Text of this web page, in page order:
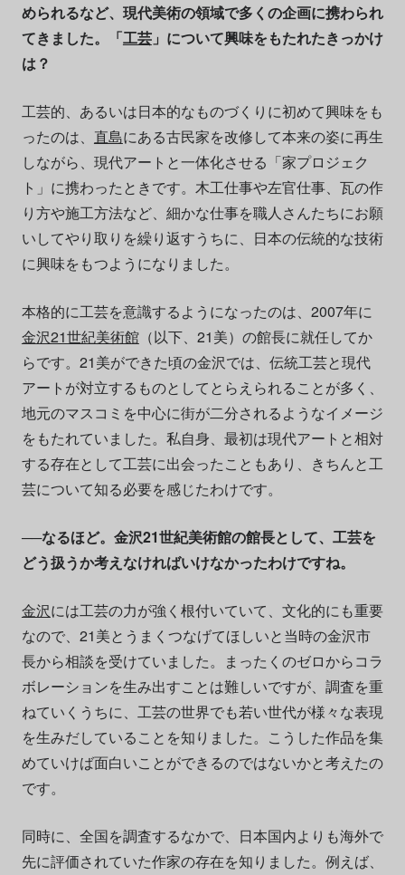
められるなど、現代美術の領域で多くの企画に携わられ
てきました。「工芸」について興味をもたれたきっかけ
は？
工芸的、あるいは日本的なものづくりに初めて興味をも
ったのは、 直島にある古民家を改修して本来の姿に再生
しながら、現代アートと一体化させる「家プロジェク
ト」に携わったときです。木工仕事や左官仕事、瓦の作
り方や施工方法など、細かな仕事を職人さんたちにお願
いしてやり取りを繰り返すうちに、日本の伝統的な技術
に興味をもつようになりました。
本格的に工芸を意識するようになったのは、2007年に
金沢21世紀美術館（以下、21美）の館長に就任してか
らです。21美ができた頃の金沢では、伝統工芸と現代
アートが対立するものとしてとらえられることが多く、
地元のマスコミを中心に街が二分されるようなイメージ
をもたれていました。私自身、最初は現代アートと相対
する存在として工芸に出会ったこともあり、きちんと工
芸について知る必要を感じたわけです。
──なるほど。金沢21世紀美術館の館長として、工芸を
どう扱うか考えなければいけなかったわけですね。
金沢には工芸の力が強く根付いていて、文化的にも重要
なので、21美とうまくつなげてほしいと当時の金沢市
長から相談を受けていました。まったくのゼロからコラ
ボレーションを生み出すことは難しいですが、調査を重
ねていくうちに、工芸の世界でも若い世代が様々な表現
を生みだしていることを知りました。こうした作品を集
めていけば面白いことができるのではないかと考えたの
です。
同時に、全国を調査するなかで、日本国内よりも海外で
先に評価されていた作家の存在を知りました。例えば、